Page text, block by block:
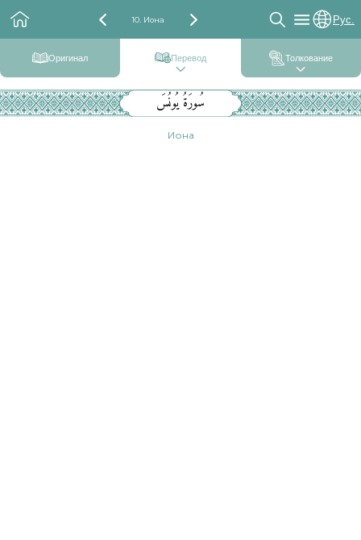
10. Иона Рус.
Оригинал Перевод Толкование
سُورَةُ يُونُسَ
Иона